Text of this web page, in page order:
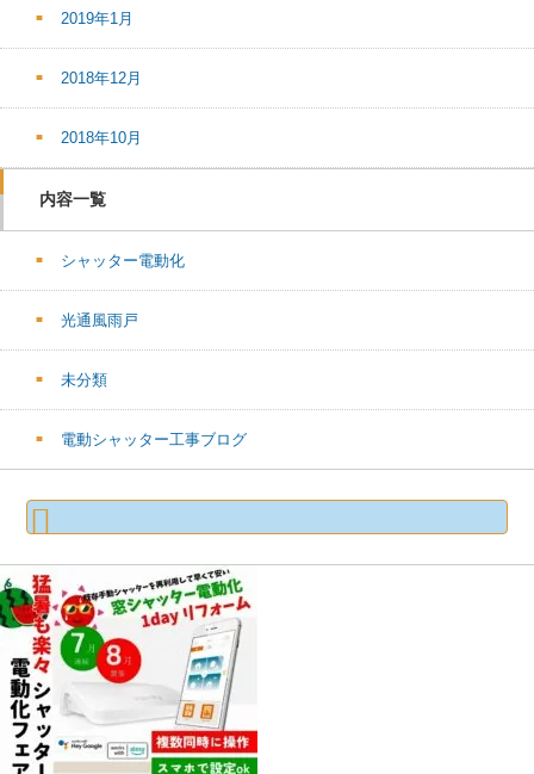
2019年1月
2018年12月
2018年10月
内容一覧
シャッター電動化
光通風雨戸
未分類
電動シャッター工事ブログ
検